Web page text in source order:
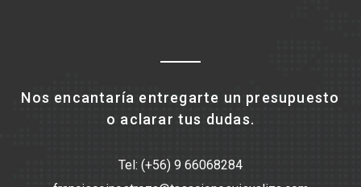
Nos encantaría entregarte un presupuesto
o aclarar tus dudas.
Tel: (+56) 9 66068284